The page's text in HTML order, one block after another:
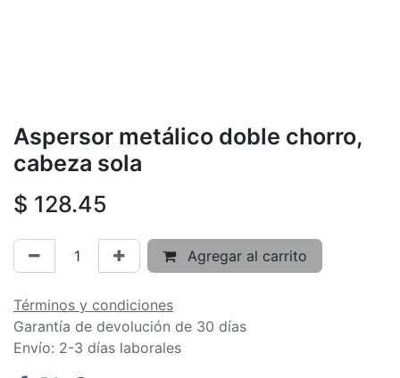
Aspersor metálico doble chorro,
cabeza sola
$ 128.45
Agregar al carrito
Términos y condiciones
Garantía de devolución de 30 días
Envío: 2-3 días laborales